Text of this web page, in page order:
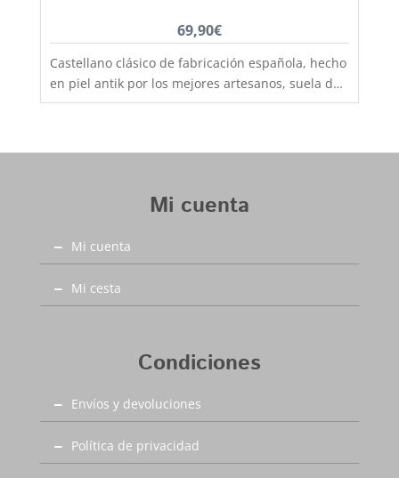
69,90€
Castellano clásico de fabricación española, hecho
en piel antik por los mejores artesanos, suela de
goma antideslizante que aislara tu pie del frío y
desde la talla 35 a la 41. En Capitán Malaspina
Mi cuenta
Mi cuenta
Mi cesta
Condiciones
Envíos y devoluciones
Política de privacidad